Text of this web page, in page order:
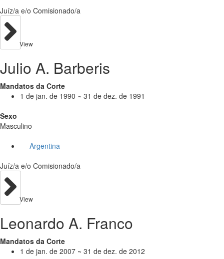
Juíz/a e/o Comisionado/a
View
Julio A. Barberis
Mandatos da Corte
1 de jan. de 1990 ~ 31 de dez. de 1991
Sexo
Masculino
Argentina
Juíz/a e/o Comisionado/a
View
Leonardo A. Franco
Mandatos da Corte
1 de jan. de 2007 ~ 31 de dez. de 2012